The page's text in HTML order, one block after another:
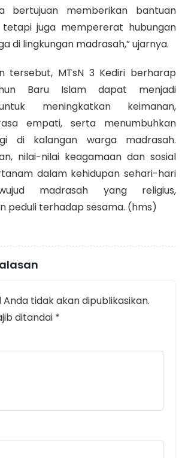
bertujuan memberikan bantuan
juga mempererat hubungan
di lingkungan madrasah,” ujarnya.
tersebut, MTsN 3 Kediri berharap
Baru Islam dapat menjadi
meningkatkan keimanan,
empati, serta menumbuhkan
di kalangan warga madrasah.
nilai-nilai keagamaan dan sosial
dalam kehidupan sehari-hari
madrasah yang religius,
peduli terhadap sesama. (hms)
tidak akan dipublikasikan.
ditandai *